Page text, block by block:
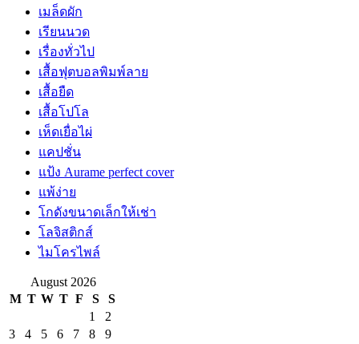
เมล็ดผัก
เรียนนวด
เรื่องทั่วไป
เสื้อฟุตบอลพิมพ์ลาย
เสื้อยืด
เสื้อโปโล
เห็ดเยื่อไผ่
แคปชั่น
แป้ง Aurame perfect cover
แพ้ง่าย
โกดังขนาดเล็กให้เช่า
โลจิสติกส์
ไมโครไพล์
August 2026
M T W T F S
S
1
2
3
4 5 6 7 8
9